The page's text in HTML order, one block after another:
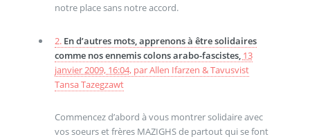
notre place sans notre accord.
2. En d’autres mots, apprenons à être solidaires
comme nos ennemis colons arabo-fascistes, 13
janvier 2009, 16:04, parAllen Ifarzen & Tavusvist
Tansa Tazegzawt
Commencez d’abord à vous montrer solidaire avec
vos soeurs et frères MAZIGHS de partout qui se font